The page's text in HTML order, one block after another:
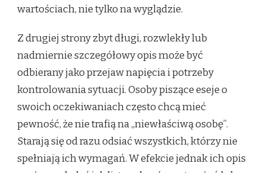
wartościach, nie tylko na wyglądzie.
Z drugiej strony zbyt długi, rozwlekły lub
nadmiernie szczegółowy opis może być
odbierany jako przejaw napięcia i potrzeby
kontrolowania sytuacji. Osoby piszące eseje o
swoich oczekiwaniach często chcą mieć
pewność, że nie trafią na „niewłaściwą osobę”.
Starają się od razu odsiać wszystkich, którzy nie
spełniają ich wymagań. W efekcie jednak ich opis